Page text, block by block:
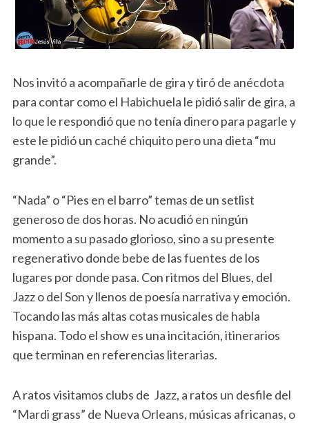
Nos invitó a acompañarle de gira y tiró de anécdota
para contar como el Habichuela le pidió salir de gira, a
lo que le respondió que no tenía dinero para pagarle y
este le pidió un caché chiquito pero una dieta “mu
grande”.
“Nada” o “Pies en el barro” temas de un setlist
generoso de dos horas. No acudió en ningún
momento a su pasado glorioso, sino a su presente
regenerativo donde bebe de las fuentes de los
lugares por donde pasa. Con ritmos del Blues, del
Jazz o del Son y llenos de poesía narrativa y emoción.
Tocando las más altas cotas musicales de habla
hispana. Todo el show es una incitación, itinerarios
que terminan en referencias literarias.
A ratos visitamos clubs de Jazz, a ratos un desfile del
“Mardi grass” de Nueva Orleans, músicas africanas, o